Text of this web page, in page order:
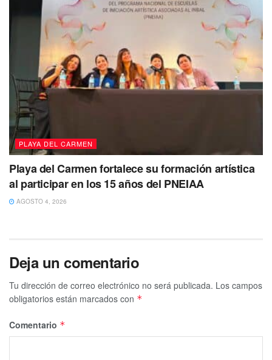
PLAYA DEL CARMEN
Playa del Carmen fortalece su formación artística
al participar en los 15 años del PNEIAA
AGOSTO 4, 2026
Deja un comentario
Tu dirección de correo electrónico no será publicada. Los campos
obligatorios están marcados con *
Comentario *